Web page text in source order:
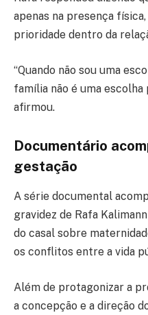
apenas na presença
prioridade dentro da
“Quando não sou uma
família não é uma escolha
afirmou.
Documentário
gestação
A série documental
gravidez de Rafa
do casal sobre
os conflitos entre a vida
Além de protagonizar a
a concepção e a direção